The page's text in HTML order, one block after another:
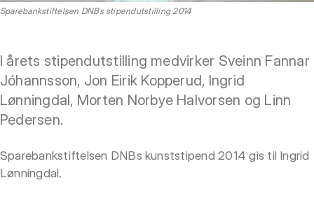
Sparebankstiftelsen DNBs stipendutstilling 2014
I årets stipendutstilling medvirker Sveinn Fannar
Jóhannsson, Jon Eirik Kopperud, Ingrid
Lønningdal, Morten Norbye Halvorsen og Linn
Pedersen.
Sparebankstiftelsen DNBs kunststipend 2014 gis til Ingrid
Lønningdal.